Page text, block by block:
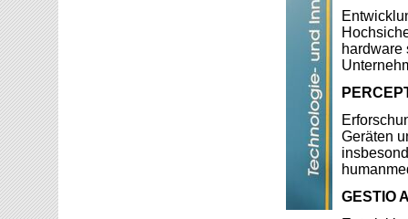
hardware
Geräten
GESTIO